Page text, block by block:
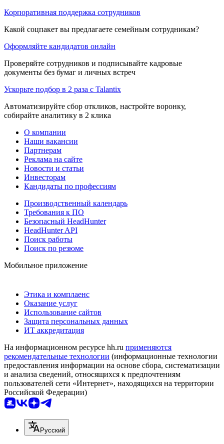
Корпоративная поддержка сотрудников
Какой соцпакет вы предлагаете семейным сотрудникам?
Оформляйте кандидатов онлайн
Проверяйте сотрудников и подписывайте кадровые
документы без бумаг и личных встреч
Ускорьте подбор в 2 раза с Talantix
Автоматизируйте сбор откликов, настройте воронку,
собирайте аналитику в 2 клика
О компании
Наши вакансии
Партнерам
Реклама на сайте
Новости и статьи
Инвесторам
Кандидаты по профессиям
Производственный календарь
Требования к ПО
Безопасный HeadHunter
HeadHunter API
Поиск работы
Поиск по резюме
Мобильное приложение
Этика и комплаенс
Оказание услуг
Использование сайтов
Защита персональных данных
ИТ аккредитация
На информационном ресурсе hh.ru применяются
рекомендательные технологии (информационные технологии
предоставления информации на основе сбора, систематизации
и анализа сведений, относящихся к предпочтениям
пользователей сети «Интернет», находящихся на территории
Российской Федерации)
Русский